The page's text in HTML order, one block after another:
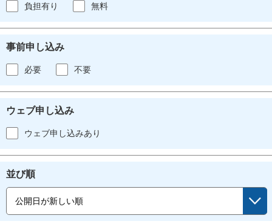
負担有り 無料
事前申し込み
必要 不要
ウェブ申し込み
ウェブ申し込みあり
並び順